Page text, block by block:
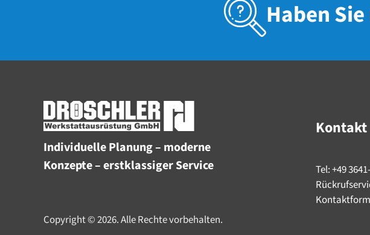
Haben
Individuelle Planung – moderne
Konzepte – erstklassiger Service
Kontakt
Tel: +49
Copyright © 2026. Alle Rechte vorbehalten.